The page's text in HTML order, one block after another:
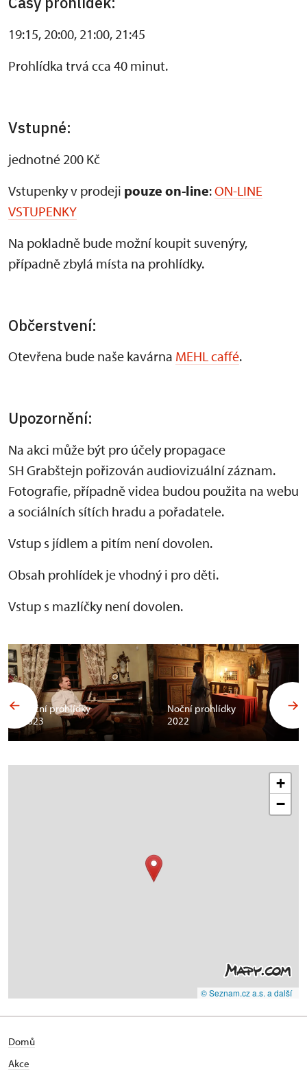
19:15, 20:00, 21:00, 21:45
Prohlídka trvá cca 40 minut.
Vstupné:
jednotné 200 Kč
Vstupenky v prodeji pouze on-line:ON-LINE
VSTUPENKY
Na pokladně bude možní koupit suvenýry,
případně zbylá místa na prohlídky.
Občerstvení:
Otevřena bude naše kavárna MEHL caffé.
Upozornění:
Na akci může být pro účely propagace
SH Grabštejn pořizován audiovizuální záznam.
Fotografie, případně videa budou použita na webu
a sociálních sítích hradu a pořadatele.
Vstup s jídlem a pitím není dovolen.
Obsah prohlídek je vhodný i pro děti.
Vstup s mazlíčky není dovolen.
Noční prohlídky
2023
Noční prohlídky
2022
+
−
© Seznam.cz a.s. a další
Domů
Akce